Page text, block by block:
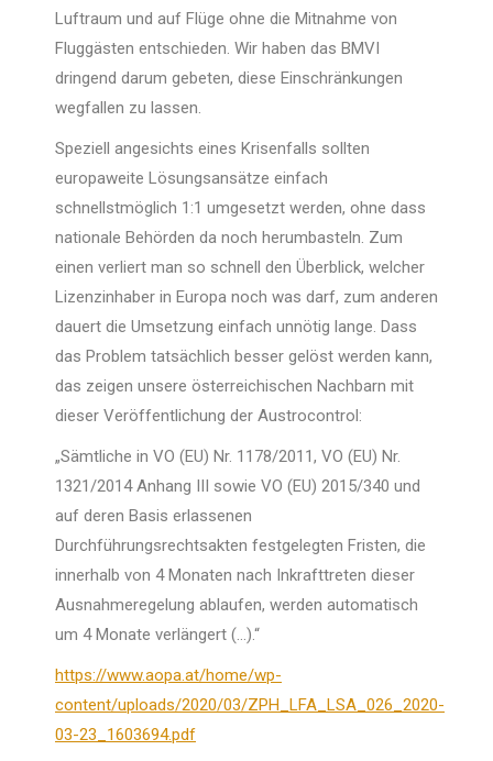
Luftraum und auf Flüge ohne die Mitnahme von
Fluggästen entschieden. Wir haben das BMVI
dringend darum gebeten, diese Einschränkungen
wegfallen zu lassen.
Speziell angesichts eines Krisenfalls sollten
europaweite Lösungsansätze einfach
schnellstmöglich 1:1 umgesetzt werden, ohne dass
nationale Behörden da noch herumbasteln. Zum
einen verliert man so schnell den Überblick, welcher
Lizenzinhaber in Europa noch was darf, zum anderen
dauert die Umsetzung einfach unnötig lange. Dass
das Problem tatsächlich besser gelöst werden kann,
das zeigen unsere österreichischen Nachbarn mit
dieser Veröffentlichung der Austrocontrol:
„Sämtliche in VO (EU) Nr. 1178/2011, VO (EU) Nr.
1321/2014 Anhang III sowie VO (EU) 2015/340 und
auf deren Basis erlassenen
Durchführungsrechtsakten festgelegten Fristen, die
innerhalb von 4 Monaten nach Inkrafttreten dieser
Ausnahmeregelung ablaufen, werden automatisch
um 4 Monate verlängert (…).“
https://www.aopa.at/home/wp-
content/uploads/2020/03/ZPH_LFA_LSA_026_2020-
03-23_1603694.pdf